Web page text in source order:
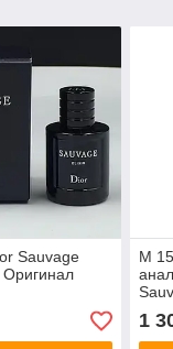
Sauvage
Оригинал
M
1